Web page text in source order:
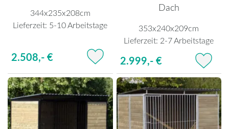
344x235x208cm
Lieferzeit: 5-10 Arbeitstage
2.508,- €
Dach
353x240x209cm
Lieferzeit: 2-7 Arbeitstage
2.999,- €